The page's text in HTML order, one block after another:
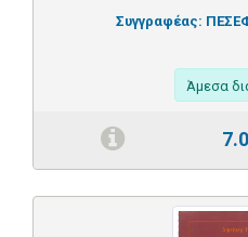
Συγγραφέας:
Άμεσα